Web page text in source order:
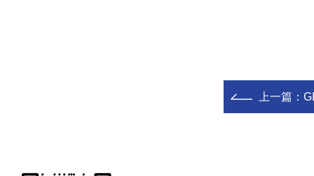
上一篇：